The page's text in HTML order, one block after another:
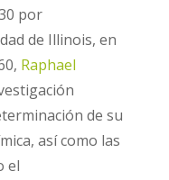
por
de Illinois, en
Raphael
de su
así como las
el